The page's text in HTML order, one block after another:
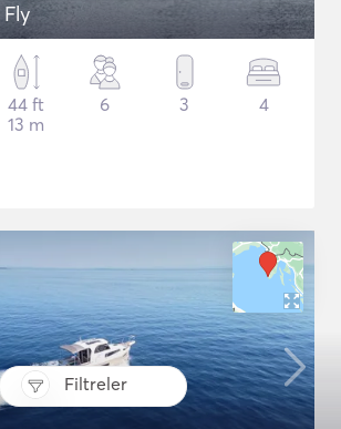
Filtreler
44 ft
13 m
6 3 4